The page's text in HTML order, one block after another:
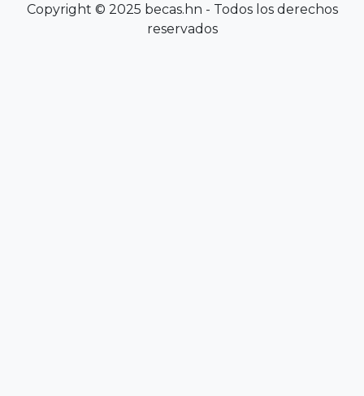
Copyright © 2025 becas.hn - Todos los derechos
reservados